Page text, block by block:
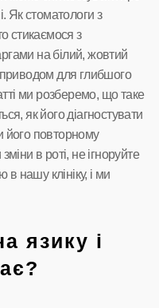
Як стоматологи з
стикаємося з
на білий, жовтий
приводом для глибшого
ми розберемо, що таке
як його діагностувати
його повторному
в роті, не ігноруйте
в нашу клініку, і ми
язику і